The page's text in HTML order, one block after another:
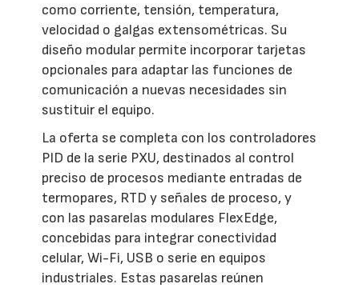
como corriente, tensión, temperatura,
velocidad o galgas extensométricas. Su
diseño modular permite incorporar tarjetas
opcionales para adaptar las funciones de
comunicación a nuevas necesidades sin
sustituir el equipo.
La oferta se completa con los controladores
PID de la serie PXU, destinados al control
preciso de procesos mediante entradas de
termopares, RTD y señales de proceso, y
con las pasarelas modulares FlexEdge,
concebidas para integrar conectividad
celular, Wi-Fi, USB o serie en equipos
industriales. Estas pasarelas reúnen